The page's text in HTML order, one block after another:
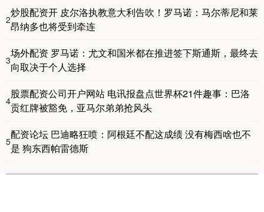
2
炒股配资开 皮尔洛执教意大利告吹！罗马诺：马尔蒂尼和莱
昂纳多也将受到牵连
3
场外配资 罗马诺：尤文和国米都在推进签下斯通斯，最终去
向取决于个人选择
4
股票配资公司开户网站 电讯报盘点世界杯21件趣事：巴洛
贡红牌被豁免，亚马尔弟弟抢风头
5
配资论坛 巴迪略狂喷：阿根廷不配这成绩 没有梅西啥也不
是 狗东西帕雷德斯